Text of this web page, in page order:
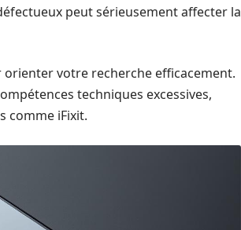
peut sérieusement affecter la
votre recherche efficacement.
techniques excessives,
comme iFixit.